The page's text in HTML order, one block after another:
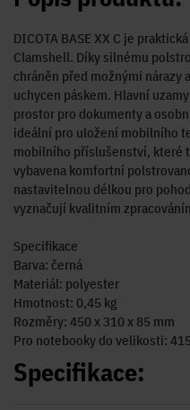
DICOTA BASE XX C je
Clamshell. Díky silnému
chráněn před možnými
uchycen páskem. Hlavní
prostor pro dokumenty a
ideální pro uložení mobilního
mobilního příslušenství, které
vybavena komfortní
nastavitelnou délkou pro
vyznačují kvalitním
Specifikace
Barva: černá
Materiál: polyester
Hmotnost: 0,45 kg
Rozměry: 450 x 310 x 85 mm
Pro notebooky do velikosti:
Specifikace: